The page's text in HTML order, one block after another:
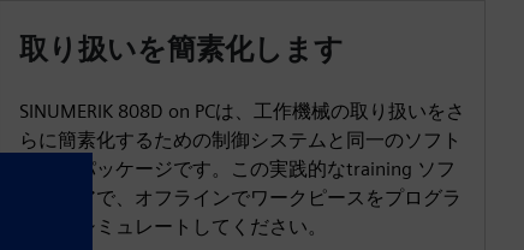
取り扱いを簡素化します
SINUMERIK 808D on PCは、工作機械の取り扱いをさ
らに簡素化するための制御システムと同一のソフト
ウェアパッケージです。この実践的なtraining ソフ
トウェアで、オフラインでワークピースをプログラ
ムしてシミュレートしてください。